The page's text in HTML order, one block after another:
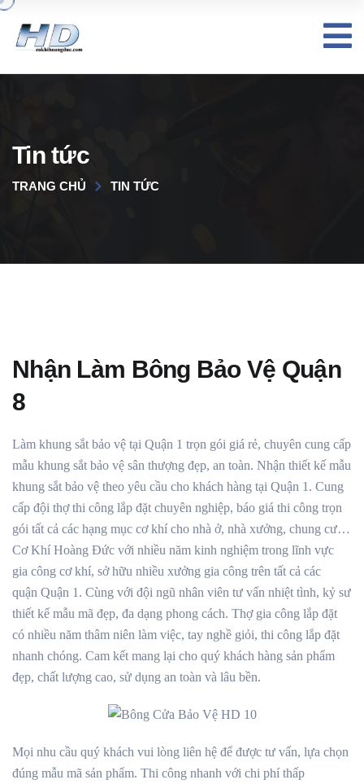
Tin tức
TRANG CHỦ TIN TỨC
Nhận Làm Bông Bảo Vệ Quận
8
Làm khung sắt bảo vệ tại Quận 1 trọn gói giá rẻ, chuyên cung cấp
mẫu khung sắt bảo vệ sân thượng đẹp, an toàn. Nhận thiết kế mẫu
khung sắt bảo vệ theo yêu cầu cho khách hàng tại Quận 1. Cung
cấp đội thợ thi công lắp đặt chuyên nghiệp, báo giá thi công trọn
gói tất cả các hạng mục cơ khí cho nhà ở, nhà xưởng, chung cư…
Cơ Khí Hoàng Đức với nhiều năm kinh nghiệm trong lĩnh vực
gia công cơ khí, sở hữu nhiều xưởng gia công trên tất cả các
quận Quận 1. Cùng với đội ngũ nhân viên tư vấn nhiệt tình, kỷ sư
thiết kế mẫu mã đẹp, đa dạng phong cách. Thợ gia công lắp đặt
có nhiều năm thâm niên làm việc, tay nghề giỏi, thi công lắp đặt
nhanh chóng. Cam kết mang lại cho quý khách hàng sản phẩm
đẹp, chất lượng cao, sử dụng an toàn và lâu bền.
Mọi nhu cầu quý khách vui lòng liên hệ để được tư vấn, lựa chọn
đúng mẫu mã sản phẩm. Thi công nhanh với chi phí thấp